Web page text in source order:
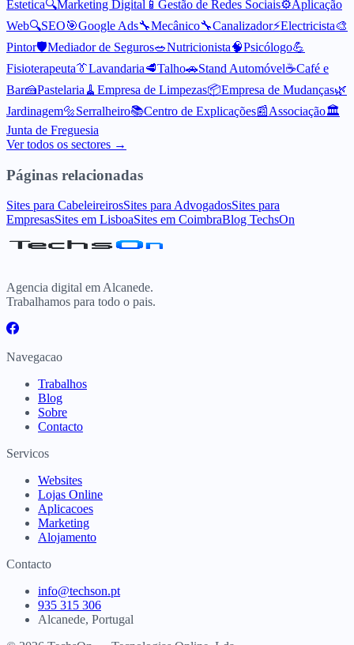
Estetica🔍Marketing Digital 📱 Gestão de Redes Sociais⚙️Aplicação
Web🔍SEO🎯Google Ads🔧Mecânico🔧Canalizador⚡Electricista🎨
Pintor🛡️Mediador de Seguros🥗Nutricionista🧠Psicólogo💪
Fisioterapeuta👔Lavandaria🥩Talho🚗Stand Automóvel☕Café e
Bar🍰Pastelaria 🧹 Empresa de Limpezas📦Empresa de Mudanças🌿
Jardinagem🔩Serralheiro📚Centro de Explicações📰Associação🏛️
Junta de Freguesia
Ver todos os sectores →
Páginas relacionadas
Sites para CabeleireirosSites para AdvogadosSites para
EmpresasSites em LisboaSites em CoimbraBlog TechsOn
Agencia digital em Alcanede.
Trabalhamos para todo o pais.
Navegacao
Trabalhos
Blog
Sobre
Contacto
Servicos
Websites
Lojas Online
Aplicacoes
Marketing
Alojamento
Contacto
info@techson.pt
935 315 306
Alcanede, Portugal